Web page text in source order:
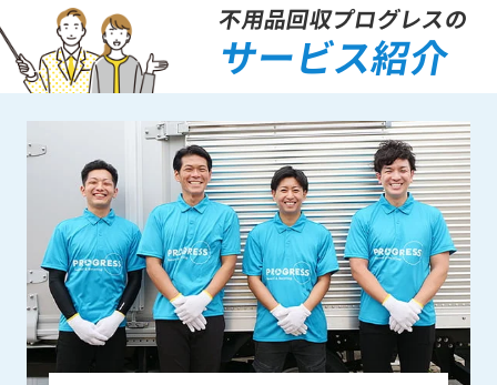
不用品回収プログレスの
サービス紹介